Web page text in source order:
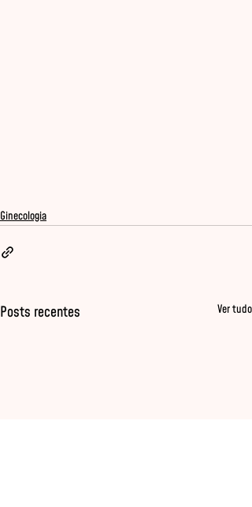
Ginecologia
Posts recentes Ver tudo